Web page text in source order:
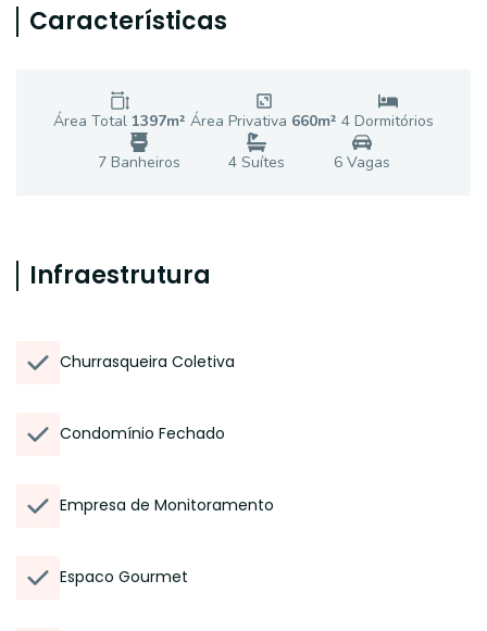
Características
Área Total 1397m² Área Privativa 660m² 4 Dormitórios
7Banheiros 4 Suítes 6Vagas
Infraestrutura
Churrasqueira Coletiva
Condomínio Fechado
Empresa de Monitoramento
Espaco Gourmet